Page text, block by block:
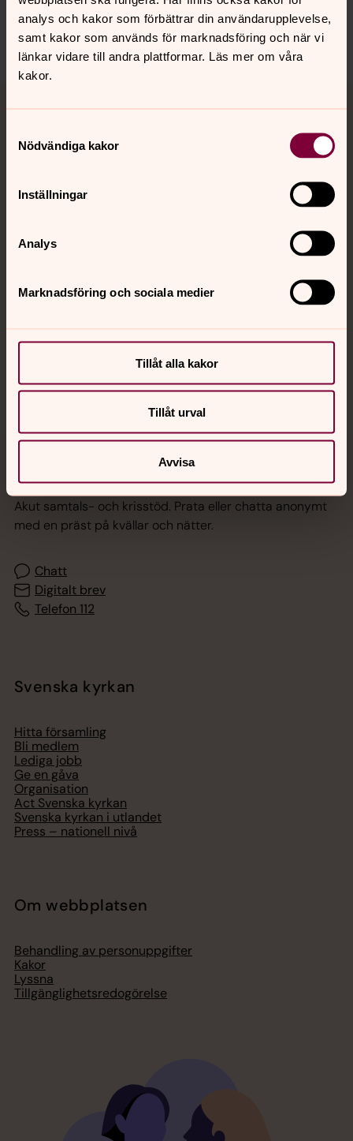
analys och kakor som förbättrar din användarupplevelse,
samt kakor som används för marknadsföring och när vi
länkar vidare till andra plattformar. Läs mer om våra
kakor.
Nödvändiga kakor
Inställningar
Analys
Marknadsföring och sociala medier
Tillåt alla kakor
Tillåt urval
Avvisa
Dela
Hitta snabbt
Sociala kanaler
Jourhavande präst
Akut samtals- och krisstöd. Prata eller chatta anonymt
med en präst på kvällar och nätter.
Chatt
Digitalt brev
Telefon 112
Svenska kyrkan
Hitta församling
Bli medlem
Lediga jobb
Ge en gåva
Organisation
Act Svenska kyrkan
Svenska kyrkan i utlandet
Press – nationell nivå
Om webbplatsen
Behandling av personuppgifter
Kakor
Lyssna
Tillgänglighetsredogörelse